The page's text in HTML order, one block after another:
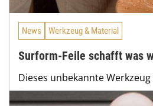
News Werkzeug & Material
Surform-Feile schafft was
Dieses unbekannte